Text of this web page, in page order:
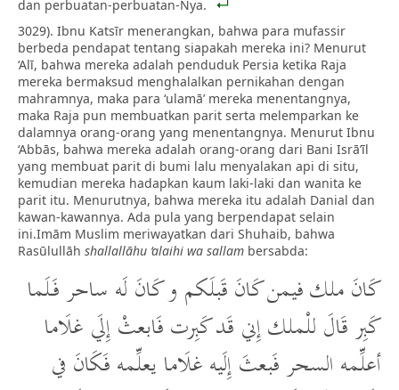
dan perbuatan-perbuatan-Nya.
3029). Ibnu Katsīr menerangkan, bahwa para mufassir
berbeda pendapat tentang siapakah mereka ini? Menurut
‘Alī, bahwa mereka adalah penduduk Persia ketika Raja
mereka bermaksud menghalalkan pernikahan dengan
mahramnya, maka para ‘ulamā’ mereka menentangnya,
maka Raja pun membuatkan parit serta melemparkan ke
dalamnya orang-orang yang menentangnya. Menurut Ibnu
‘Abbās, bahwa mereka adalah orang-orang dari Bani Isrā’īl
yang membuat parit di bumi lalu menyalakan api di situ,
kemudian mereka hadapkan kaum laki-laki dan wanita ke
parit itu. Menurutnya, bahwa mereka itu adalah Danial dan
kawan-kawannya. Ada pula yang berpendapat selain
ini.Imām Muslim meriwayatkan dari Shuhaib, bahwa
Rasūlullāh shallallāhu ‘alaihi wa sallam bersabda:
كَانَ ملك فيمن كَانَ قَبلَكم و كَانَ لَه ساحر فَلَما
كَبِر قَالَ للْملك إِني قَد كَبِرت فَابعثْ إِلَي غلَاما
أعلِّمه السحر فَبعثَ إِلَيه غلَاما يعلِّمه فَكَانَ في